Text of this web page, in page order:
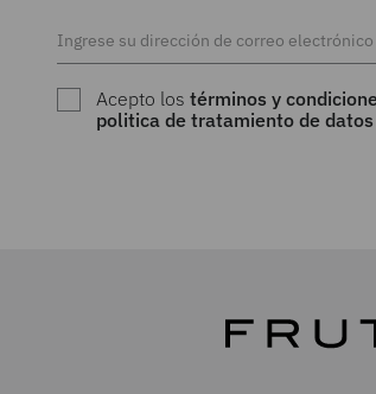
Acepto lostérminos y
politica de tratamiento de